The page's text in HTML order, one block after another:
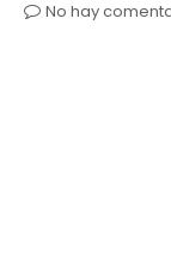
No hay